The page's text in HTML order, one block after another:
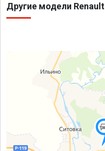
Другие модели Renault